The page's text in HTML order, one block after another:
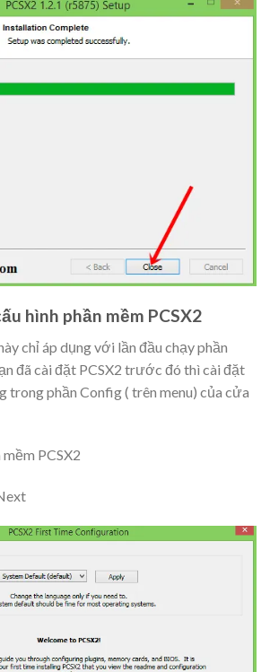
hình phần mềm PCSX2
chỉ áp dụng với lần đầu chạy phần
đã cài đặt PCSX2 trước đó thì cài đặt
trong phần Config( trên menu) của cửa
PCSX2